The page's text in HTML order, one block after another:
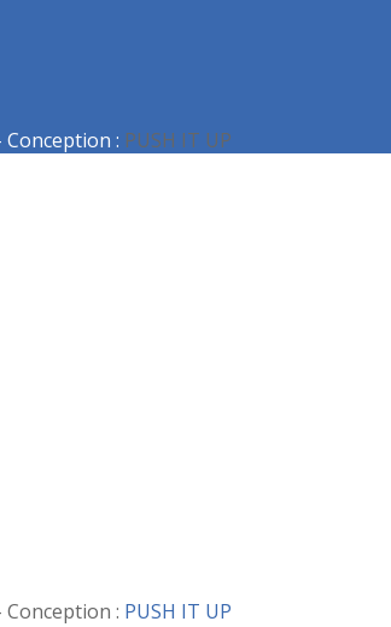
: PUSH IT UP
: PUSH IT UP